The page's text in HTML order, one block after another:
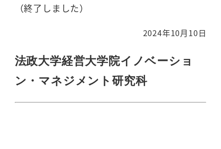
（終了しました）
2024年10月10日
法政大学経営大学院イノベーショ
ン・マネジメント研究科